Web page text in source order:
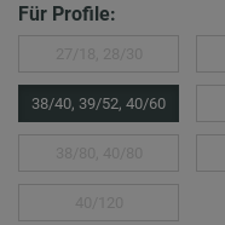
Für Profile:
38/40, 39/52, 40/60